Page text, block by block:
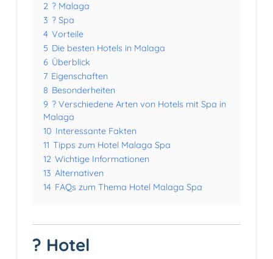
2 ? Malaga
3 ? Spa
4 Vorteile
5 Die besten Hotels in Malaga
6 Überblick
7 Eigenschaften
8 Besonderheiten
9 ? Verschiedene Arten von Hotels mit Spa in
Malaga
10 Interessante Fakten
11 Tipps zum Hotel Malaga Spa
12 Wichtige Informationen
13 Alternativen
14 FAQs zum Thema Hotel Malaga Spa
? Hotel